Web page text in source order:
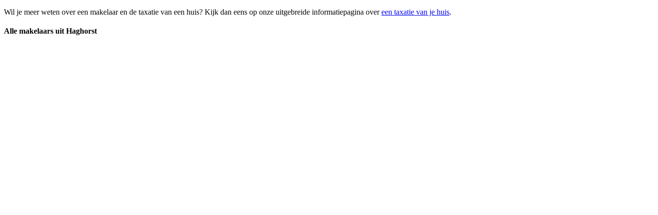
Wil je meer weten over een makelaar en de taxatie van een huis? Kijk dan eens op onze uitgebreide informatiepagina overeen taxatie van je huis.
Alle makelaars uit Haghorst